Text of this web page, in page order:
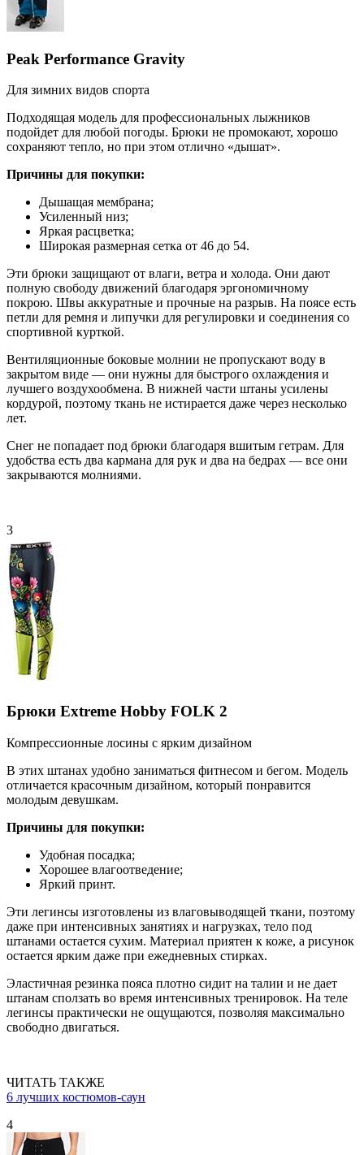
Peak Performance Gravity
Для зимних видов спорта
Подходящая модель для профессиональных лыжников
подойдет для любой погоды. Брюки не промокают, хорошо
сохраняют тепло, но при этом отлично «дышат».
Причины для покупки:
Дышащая мембрана;
Усиленный низ;
Яркая расцветка;
Широкая размерная сетка от 46 до 54.
Эти брюки защищают от влаги, ветра и холода. Они дают
полную свободу движений благодаря эргономичному
покрою. Швы аккуратные и прочные на разрыв. На поясе есть
петли для ремня и липучки для регулировки и соединения со
спортивной курткой.
Вентиляционные боковые молнии не пропускают воду в
закрытом виде — они нужны для быстрого охлаждения и
лучшего воздухообмена. В нижней части штаны усилены
кордурой, поэтому ткань не истирается даже через несколько
лет.
Снег не попадает под брюки благодаря вшитым гетрам. Для
удобства есть два кармана для рук и два на бедрах — все они
закрываются молниями.
3
Брюки Extreme Hobby FOLK 2
Компрессионные лосины с ярким дизайном
В этих штанах удобно заниматься фитнесом и бегом. Модель
отличается красочным дизайном, который понравится
молодым девушкам.
Причины для покупки:
Удобная посадка;
Хорошее влагоотведение;
Яркий принт.
Эти легинсы изготовлены из влаговыводящей ткани, поэтому
даже при интенсивных занятиях и нагрузках, тело под
штанами остается сухим. Материал приятен к коже, а рисунок
остается ярким даже при ежедневных стирках.
Эластичная резинка пояса плотно сидит на талии и не дает
штанам сползать во время интенсивных тренировок. На теле
легинсы практически не ощущаются, позволяя максимально
свободно двигаться.
ЧИТАТЬ ТАКЖЕ
6 лучших костюмов-саун
4